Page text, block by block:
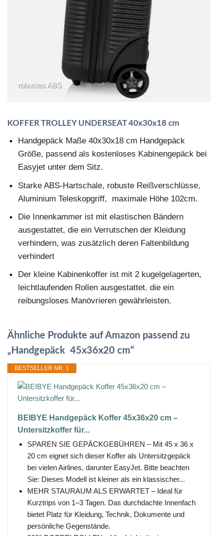
robustes ABS
KOFFER TROLLEY UNDERSEAT 40x30x18 cm
Handgepäck Maße 40x30x18 cm Handgepäck
Größe, passend als kostenloses Kabinengepäck bei
Easyjet unter dem Sitz.
Starke ABS-Hartschale, robuste Reißverschlüsse,
Aluminium Teleskopgriff, maximale Höhe 102cm.
Die Innenkammer ist mit elastischen Bändern
ausgestattet, die ein Verrutschen der Kleidung
verhindern, was zusätzlich deren Faltenbildung
verhindert
Der kleine Kabinenkoffer ist mit 2 kugelgelagerten,
leichtlaufenden Rollen ausgestattet. die ein
reibungsloses Manövrieren gewährleisten.
Ähnliche Produkte auf Amazon passend zu
„Handgepäck 45x36x20 cm“
BESTSELLER NR. 1
BEIBYE Handgepäck Koffer 45x36x20 cm –
Untersitzkoffer für...
SPAREN SIE GEPÄCKGEBÜHREN – Mit 45 x 36 x
20 cm eignet sich dieser Koffer als Untersitzgepäck
bei vielen Airlines, darunter EasyJet. Bitte beachten
Sie: Dieses Modell ist kleiner als ein klassischer...
MEHR STAURAUM ALS ERWARTET – Ideal für
Kurztrips von 1–3 Tagen. Das durchdachte Innenfach
bietet Platz für Kleidung, Technik, Dokumente und
persönliche Gegenstände.